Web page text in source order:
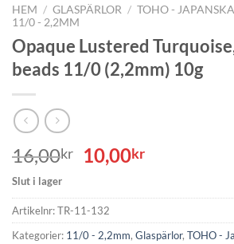
HEM / GLASPÄRLOR / TOHO -
11/0 - 2,2MM
Opaque Lustered
beads 11/0 (2,2mm) 10g
16,00kr
Det
ursprungliga
priset
var:
16,00kr.
10,00krDet
priset
10,00kr.
Slut i lager
Artikelnr:TR-11-132
Kategorier: 11/0 - 2,2mm, Glaspärlor, TOHO -